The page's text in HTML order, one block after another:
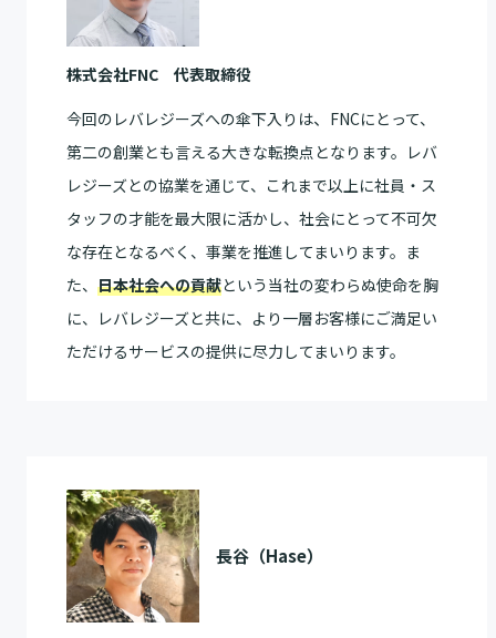
株式会社FNC 代表取締役
今回のレバレジーズへの傘下入りは、 FNCにとって、
第二の創業とも言える大きな転換点となります。レバ
レジーズとの協業を通じて、これまで以上に社員・ス
タッフの才能を最大限に活かし、社会にとって不可欠
な存在となるべく、事業を推進してまいります。ま
た、 日本社会への貢献という当社の変わらぬ使命を胸
に、レバレジーズと共に、より一層お客様にご満足い
ただけるサービスの提供に尽力してまいります。
長谷（Hase）